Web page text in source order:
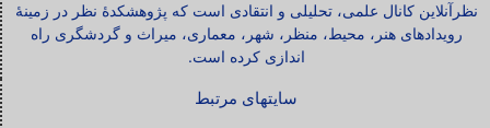
نظرآنلاین کانال علمی، تحلیلی و انتقادی است که پژوهشکدۀ نظر در زمینۀ
رویدادهای هنر، محیط، منظر، شهر، معماری، میراث و گردشگری راه
اندازی کرده است.
سایتهای مرتبط